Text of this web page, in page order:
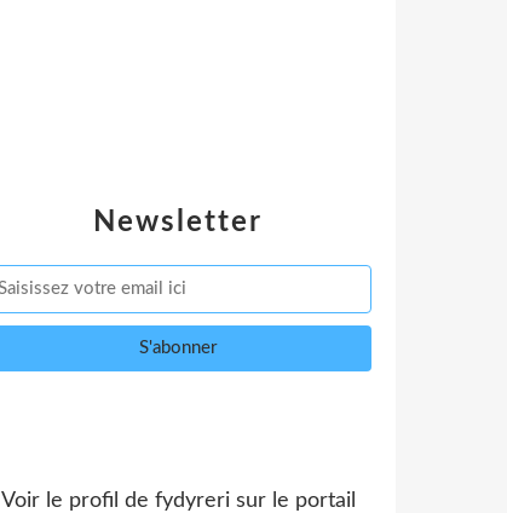
Newsletter
Voir le profil de fydyrerisur le portail